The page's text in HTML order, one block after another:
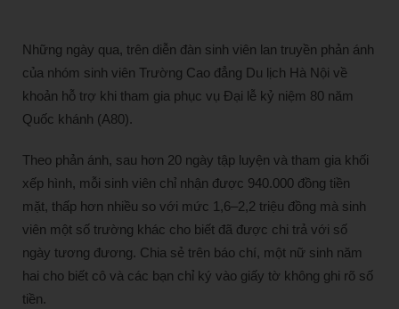
Những ngày qua, trên diễn đàn sinh viên lan truyền phản ánh
của nhóm sinh viên Trường Cao đẳng Du lịch Hà Nội về
khoản hỗ trợ khi tham gia phục vụ Đại lễ kỷ niệm 80 năm
Quốc khánh (A80).
Theo phản ánh, sau hơn 20 ngày tập luyện và tham gia khối
xếp hình, mỗi sinh viên chỉ nhận được 940.000 đồng tiền
mặt, thấp hơn nhiều so với mức 1,6–2,2 triệu đồng mà sinh
viên một số trường khác cho biết đã được chi trả với số
ngày tương đương. Chia sẻ trên báo chí, một nữ sinh năm
hai cho biết cô và các bạn chỉ ký vào giấy tờ không ghi rõ số
tiền.